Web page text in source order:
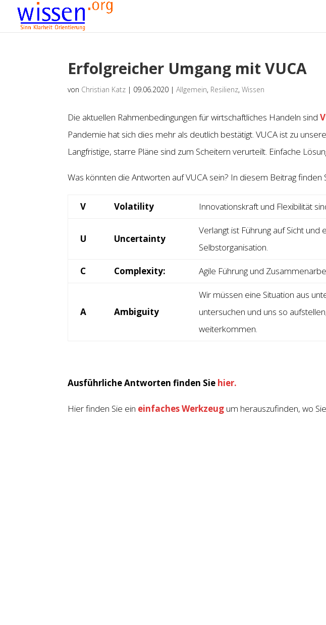
Erfolgreicher Umgang mit VUCA
von Christian Katz | 09.06.2020 |Allgemein, Resilienz,Wissen
Die aktuellen Rahmenbedingungen für wirtschaftliches Handeln sind
Pandemie hat sich dies mehr als deutlich bestätigt. VUCA ist zu
Langfristige, starre Pläne sind zum Scheitern verurteilt. Einfache
Was könnten die Antworten auf VUCA sein? In diesem Beitrag finden
V Volatility Innovationskraft und Flexibilität
U Uncertainty
Verlangt ist Führung auf Sicht und
Selbstorganisation.
C Complexity: Agile Führung und
A Ambiguity
Wir müssen eine Situation aus
untersuchen und uns so
weiterkommen.
Ausführliche Antworten finden Sie hier.
Hier finden Sie ein einfaches Werkzeug um herauszufinden, wo